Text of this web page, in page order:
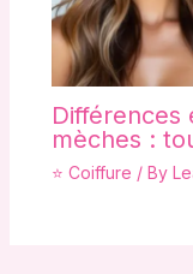
Différences
mèches :
⭐ Coiffure / By